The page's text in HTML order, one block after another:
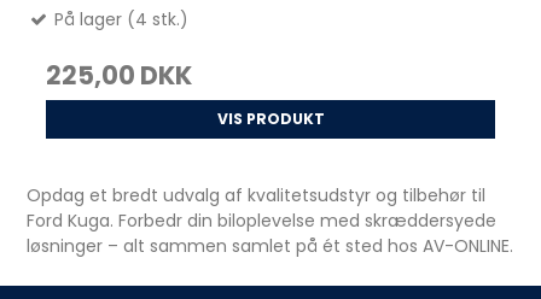
På lager (4 stk.)
225,00 DKK
VIS PRODUKT
Opdag et bredt udvalg af kvalitetsudstyr og tilbehør til
Ford Kuga. Forbedr din biloplevelse med skræddersyede
løsninger – alt sammen samlet på ét sted hos AV-ONLINE.